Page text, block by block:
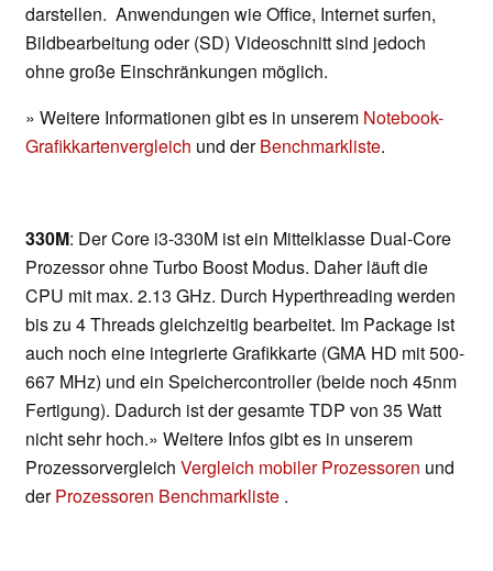
darstellen. Anwendungen wie Office, Internet surfen,
Bildbearbeitung oder (SD) Videoschnitt sind jedoch
ohne große Einschränkungen möglich.
» Weitere Informationen gibt es in unserem Notebook-
Grafikkartenvergleich und derBenchmarkliste.
330M: Der Core i3-330M ist ein Mittelklasse Dual-Core
Prozessor ohne Turbo Boost Modus. Daher läuft die
CPU mit max. 2.13 GHz. Durch Hyperthreading werden
bis zu 4 Threads gleichzeitig bearbeitet. Im Package ist
auch noch eine integrierte Grafikkarte (GMA HD mit 500-
667 MHz) und ein Speichercontroller (beide noch 45nm
Fertigung). Dadurch ist der gesamte TDP von 35 Watt
nicht sehr hoch.» Weitere Infos gibt es in unserem
Prozessorvergleich Vergleich mobiler Prozessoren und
derProzessoren Benchmarkliste .